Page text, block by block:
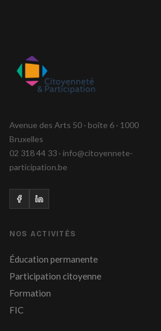
Avenue des Arts 50 · boîte 6 · 1000
Bruxelles
02 318 44 33 · info@citoyennete-
participation.be
NOS ACTIVITÉS
Éducation permanente
Participation citoyenne
Formation
FIC